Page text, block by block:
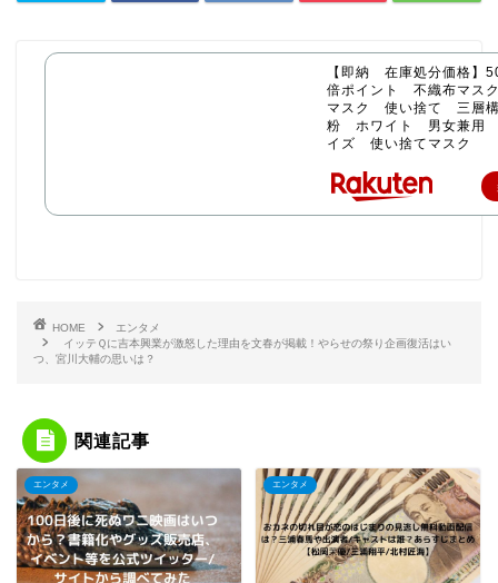
【即納 在庫処分価格
倍ポイント 不織布マ
マスク 使い捨て 三層
粉 ホワイト 男女兼用
イズ 使い捨てマスク
HOME
エンタメ
イッテＱに吉本興業が激怒した理由を文春が掲載！やらせの祭り企画復活はい
つ、宮川大輔の思いは？
関連記事
エンタメ エンタメ